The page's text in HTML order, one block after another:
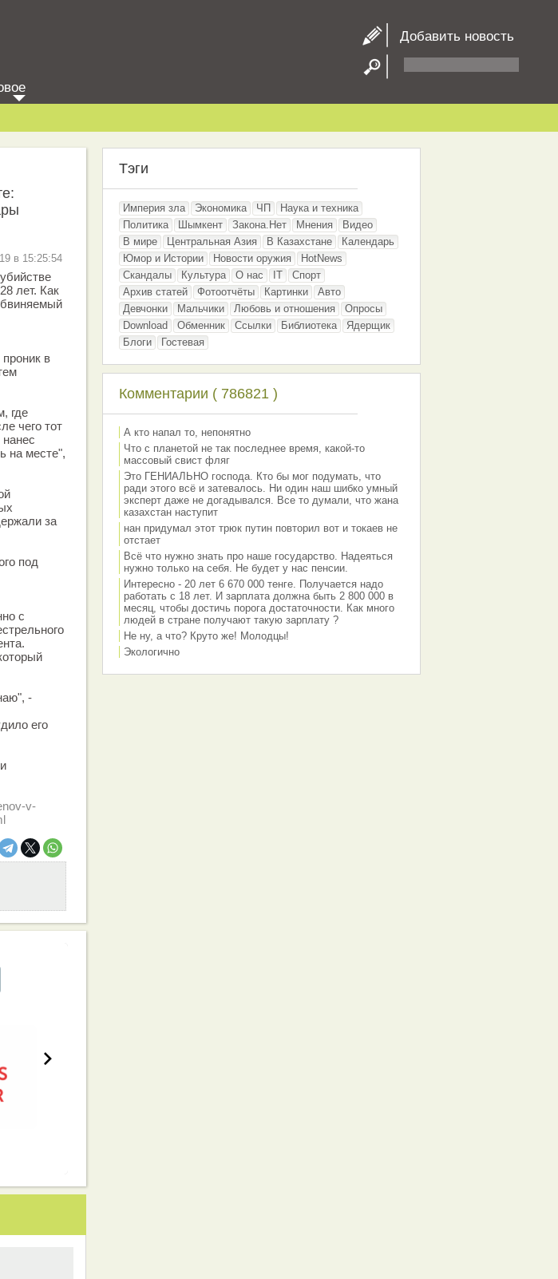
Добавить новость
в 15:25:54
лет. Как
в
где
чего тот
на месте",
за
под
с
-
его
v-
Тэги
Империя зла Экономика ЧП
Наука и техника
Политика
Шымкент Закона.Нет Мнения
Видео
В мире
Центральная Азия В Казахстане
Календарь
Юмор и Истории
Новости оружия
HotNews
Скандалы
Культура О нас IT
Спорт
Архив статей
Фотоотчёты Картинки
Авто
Девчонки
Мальчики Любовь и отношения
Опросы
Download
Обменник Ссылки Библиотека
Ядерщик
Блоги
Гостевая
Комментарии ( 786821 )
А кто напал то, непонятно
Что с планетой не так последнее время, какой-то
массовый свист фляг
Это ГЕНИАЛЬНО господа. Кто бы мог подумать, что
ради этого всё и затевалось. Ни один наш шибко умный
эксперт даже не догадывался. Все то думали, что жана
казахстан наступит
нан придумал этот трюк путин повторил вот и токаев не
отстает
Всё что нужно знать про наше государство. Надеяться
нужно только на себя. Не будет у нас пенсии.
Интересно - 20 лет 6 670 000 тенге. Получается надо
работать с 18 лет. И зарплата должна быть 2 800 000 в
месяц, чтобы достичь порога достаточности. Как много
людей в стране получают такую зарплату ?
Не ну, а что? Круто же! Молодцы!
Экологично